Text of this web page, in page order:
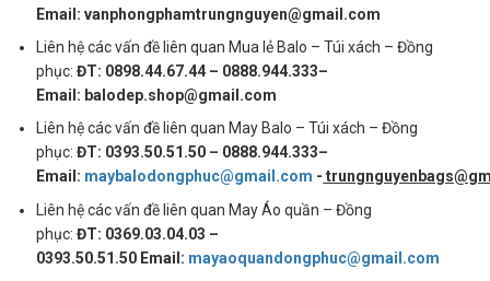
Email: vanphongphamtrungnguyen@gmail.com
Liên hệ các vấn đề liên quan Mua lẻ Balo – Túi xách – Đồng
phục:ĐT: 0898.44.67.44 – 0888.944.333–
Email: balodep.shop@gmail.com
Liên hệ các vấn đề liên quan May Balo – Túi xách – Đồng
phục:ĐT: 0393.50.51.50 – 0888.944.333–
Email: maybalodongphuc@gmail.com -
Liên hệ các vấn đề liên quan May Áo quần – Đồng
phục:ĐT: 0369.03.04.03 –
0393.50.51.50 Email: mayaoquandongphuc@gmail.com